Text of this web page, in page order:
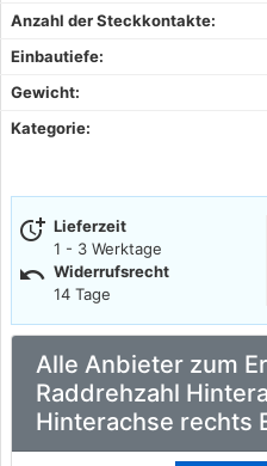
Anzahl der Steckkontakte:
Einbautiefe:
Gewicht:
Kategorie:
more_time Lieferzeit
1 - 3 Werktage
undo Widerrufsrecht
14 Tage
Alle Anbieter zum
Raddrehzahl
Hinterachse rechts